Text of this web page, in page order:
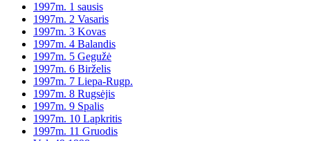
1997m. 1 sausis
1997m. 2 Vasaris
1997m. 3 Kovas
1997m. 4 Balandis
1997m. 5 Gegužė
1997m. 6 Birželis
1997m. 7 Liepa-Rugp.
1997m. 8 Rugsėjis
1997m. 9 Spalis
1997m. 10 Lapkritis
1997m. 11 Gruodis